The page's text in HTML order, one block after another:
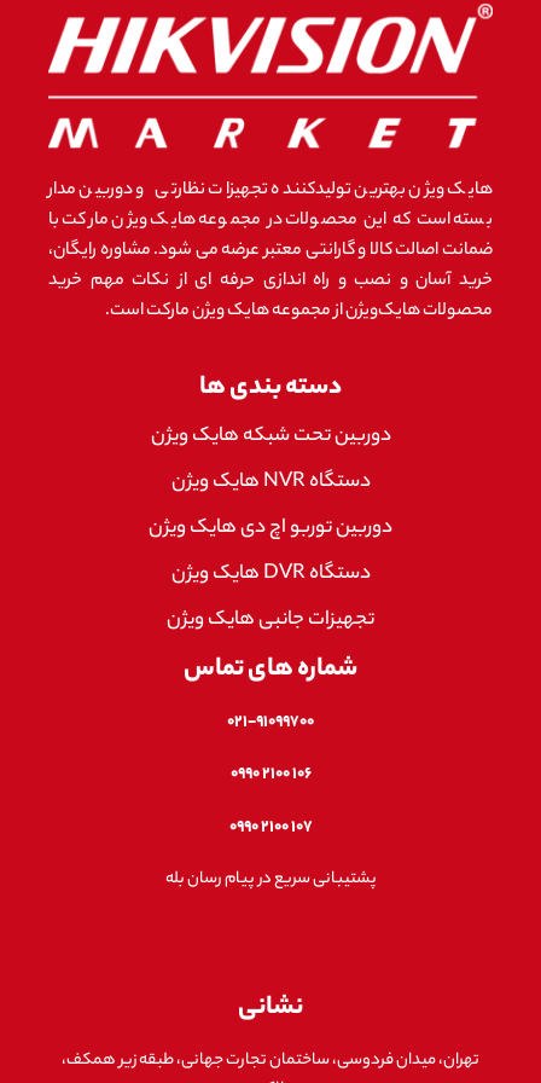
هایک ویژن بهترین تولیدکننده تجهیزات نظارتی و دوربین مدار
بسته است که این محصولات در مجموعه هایک ویژن مارکت با
ضمانت اصالت کالا و گارانتی معتبر عرضه می شود. مشاوره رایگان،
خرید آسان و نصب و راه اندازی حرفه ای از نکات مهم خرید
محصولات هایک‌ویژن از مجموعه هایک ویژن مارکت است.
دسته بندی ها
دوربین تحت شبکه هایک ویژن
دستگاه NVR هایک ویژن
دوربین توربو اچ دی هایک ویژن
دستگاه DVR هایک ویژن
تجهیزات جانبی هایک ویژن
شماره های تماس
۰۲۱-۹۱۰۹۹۷۰۰
۱۰۶ ۲۱۰۰ ۰۹۹۰
۱۰۷ ۲۱۰۰ ۰۹۹۰
پشتیبانی سریع در پیام رسان بله
نشانی
تهران، میدان فردوسی، ساختمان تجارت جهانی، طبقه زیر همکف،